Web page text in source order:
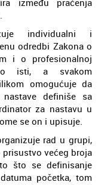
između praćenja
individualni i
odredbi Zakona o
i o profesionalnoj
isti, a svakom
omogućuje da
definiše sa
za nastavu u
se on i upisuje.
rad u grupi,
većeg broja
što se definisanje
početka, tom